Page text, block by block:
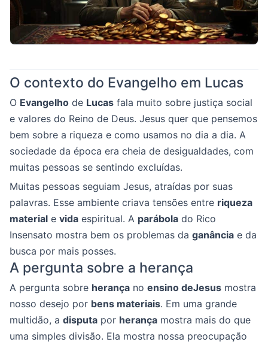
O contexto do Evangelho em Lucas
O Evangelho de Lucas fala muito sobre justiça social
e valores do Reino de Deus. Jesus quer que pensemos
bem sobre a riqueza e como usamos no dia a dia. A
sociedade da época era cheia de desigualdades, com
muitas pessoas se sentindo excluídas.
Muitas pessoas seguiam Jesus, atraídas por suas
palavras. Esse ambiente criava tensões entre riqueza
material e vida espiritual. A parábola do Rico
Insensato mostra bem os problemas da ganância e da
busca por mais posses.
A pergunta sobre a herança
A pergunta sobre herança no ensino deJesus mostra
nosso desejo por bens materiais. Em uma grande
multidão, a disputa por herança mostra mais do que
uma simples divisão. Ela mostra nossa preocupação